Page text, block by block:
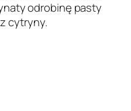
odrobinę pasty
cytryny.